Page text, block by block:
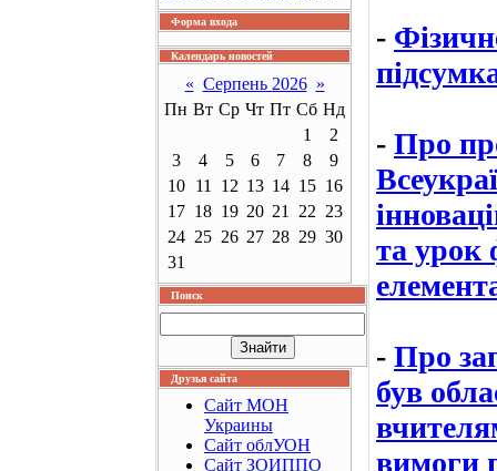
Форма входа
Календарь новостей
« Серпень 2026 »
Пн Вт Ср Чт Пт Сб Нд
1
2
3
4 5 6 7 8
9
10
11 12 13 14 15 16
17 18 19 20 21 22 23
24 25 26 27 28 29 30
31
Поиск
Друзья сайта
Сайт МОН
Украины
Сайт облУОН
Сайт ЗОИППО
-
- Про
та урок
- Про
був
вимоги